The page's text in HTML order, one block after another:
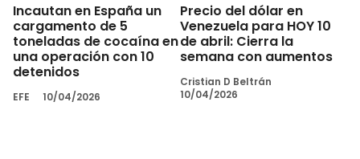
Incautan en España un
cargamento de 5
toneladas de cocaína en
una operación con 10
detenidos
EFE 10/04/2026
Precio del dólar en
Venezuela para HOY 10
de abril: Cierra la
semana con aumentos
Cristian D Beltrán
10/04/2026